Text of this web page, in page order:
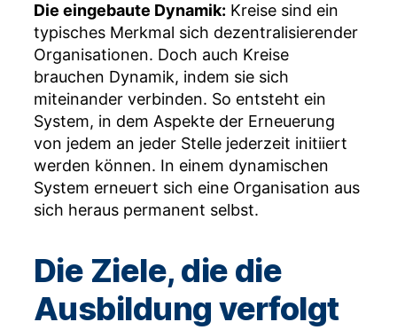
Die eingebaute Dynamik: Kreise sind ein
typisches Merkmal sich dezentralisierender
Organisationen. Doch auch Kreise
brauchen Dynamik, indem sie sich
miteinander verbinden. So entsteht ein
System, in dem Aspekte der Erneuerung
von jedem an jeder Stelle jederzeit initiiert
werden können. In einem dynamischen
System erneuert sich eine Organisation aus
sich heraus permanent selbst.
Die Ziele, die die
Ausbildung verfolgt